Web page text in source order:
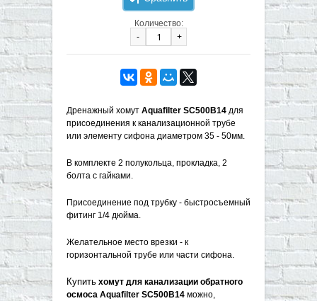
Количество:
-
+
Дренажный хомут Aquafilter SC500B14 для
присоединения к канализационной трубе
или элементу сифона диаметром 35 - 50мм.
В комплекте 2 полукольца, прокладка, 2
болта с гайками.
Присоединение под трубку - быстросъемный
фитинг 1/4 дюйма.
Желательное место врезки - к
горизонтальной трубе или части сифона.
Купить хомут для канализации обратного
осмоса Aquafilter SC500B14 можно,